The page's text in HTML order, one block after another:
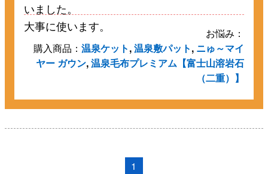
いました。
大事に使います。
お悩み：
購入商品： 温泉ケット,温泉敷パット, ニゅ～マイ
ヤー ガウン,温泉毛布プレミアム【富士山溶岩石
（二重）】
1